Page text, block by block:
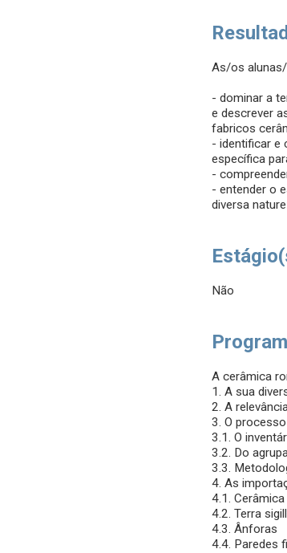
As/os
- dominar a
e descrever
fabricos
- identificar e
específica
-
- entender o
diversa
Não
A cerâmica
1. A sua
2. A
3. O
3.1. O
3.2. Do
3.3.
4. As
4.1.
4.2. Terra
4.3. Ânforas
4.4. Paredes